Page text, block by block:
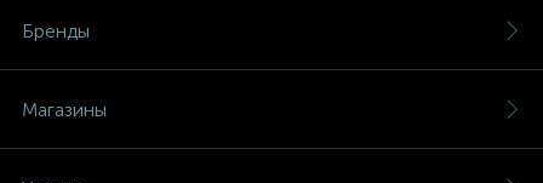
Бренды
Магазины